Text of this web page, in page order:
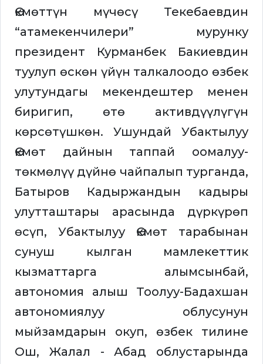
Өкмөттүн мүчөсү Текебаевдин
“атамекенчилери” мурунку
президент Курманбек Бакиевдин
туулуп өскөн үйүн талкалоодо өзбек
улутундагы мекендештер менен
биригип, өтө активдүүлүгүн
көрсөтүшкөн. Ушундай Убактылуу
Өкмөт дайнын таппай оомалуу-
төкмөлүү дүйнө чайпалып турганда,
Батыров Кадыржандын кадыры
улутташтары арасында дүркүрөп
өсүп, Убактылуу Өкмөт тарабынан
сунуш кылган мамлекеттик
кызматтарга алымсынбай,
автономия алыш Тоолуу-Бадахшан
автономиялуу облусунун
мыйзамдарын окуп, өзбек тилине
Ош, Жалал - Абад облустарында